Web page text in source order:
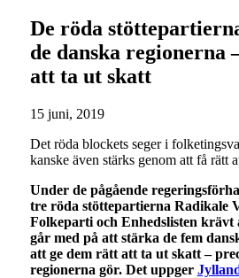
De röda
de danska regionerna
att ta ut skatt
15 juni, 2019
Det röda blockets seger i
kanske även stärks genom att få rätt
Under de pågående
tre röda stöttepartierna Radikale
Folkeparti och Enhedslisten krävt
går med på att stärka de fem
att ge dem rätt att ta ut skatt –
regionerna gör. Det uppger